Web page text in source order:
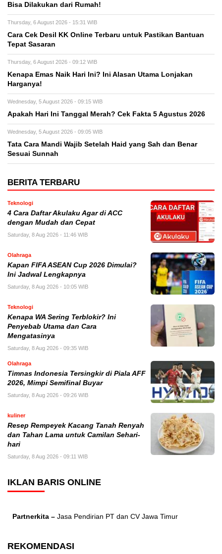
Bisa Dilakukan dari Rumah!
Thursday, 6 August 2026 - 15:31 WIB
Cara Cek Desil KK Online Terbaru untuk Pastikan Bantuan
Tepat Sasaran
Thursday, 6 August 2026 - 09:12 WIB
Kenapa Emas Naik Hari Ini? Ini Alasan Utama Lonjakan
Harganya!
Wednesday, 5 August 2026 - 09:15 WIB
Apakah Hari Ini Tanggal Merah? Cek Fakta 5 Agustus 2026
Wednesday, 5 August 2026 - 09:05 WIB
Tata Cara Mandi Wajib Setelah Haid yang Sah dan Benar
Sesuai Sunnah
BERITA TERBARU
Teknologi
4 Cara Daftar Akulaku Agar di ACC
dengan Mudah dan Cepat
Saturday, 8 Aug 2026 - 11:46 WIB
Olahraga
Kapan FIFA ASEAN Cup 2026 Dimulai?
Ini Jadwal Lengkapnya
Saturday, 8 Aug 2026 - 10:05 WIB
Teknologi
Kenapa WA Sering Terblokir? Ini
Penyebab Utama dan Cara
Mengatasinya
Saturday, 8 Aug 2026 - 09:35 WIB
Olahraga
Timnas Indonesia Tersingkir di Piala AFF
2026, Mimpi Semifinal Buyar
Saturday, 8 Aug 2026 - 09:26 WIB
kuliner
Resep Rempeyek Kacang Tanah Renyah
dan Tahan Lama untuk Camilan Sehari-
hari
Saturday, 8 Aug 2026 - 09:11 WIB
IKLAN BARIS ONLINE
Partnerkita – Jasa Pendirian PT dan CV Jawa Timur
REKOMENDASI